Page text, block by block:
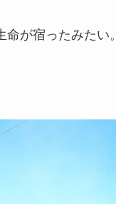
が宿ったみたい。